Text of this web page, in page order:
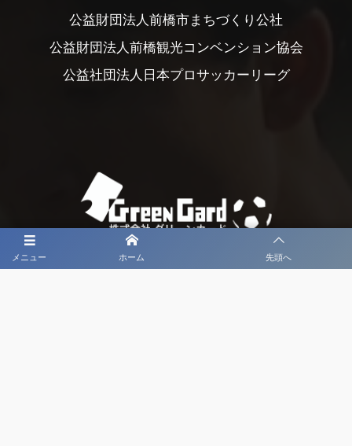
メニュー ホーム 先頭へ
公益財団法人前橋市まちづくり公社
公益財団法人前橋観光コンベンション協会
公益社団法人日本プロサッカーリーグ